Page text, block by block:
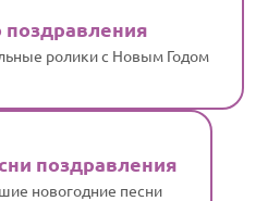
поздравления
ролики с Новым Годом
поздравления
новогодние песни